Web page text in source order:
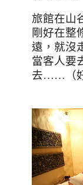
旅館在山
剛好在整
遠，就沒
當客人要
去…… （